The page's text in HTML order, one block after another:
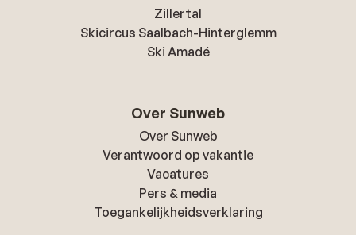
Zillertal
Skicircus Saalbach-Hinterglemm
Ski Amadé
Over Sunweb
Over Sunweb
Verantwoord op vakantie
Vacatures
Pers & media
Toegankelijkheidsverklaring